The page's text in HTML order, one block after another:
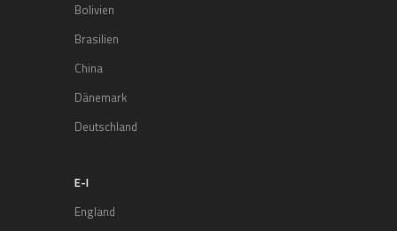
Bolivien
Brasilien
China
Dänemark
Deutschland
E-I
England